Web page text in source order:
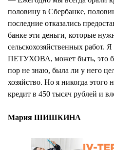
половину в Сбербанке,
последние отказались
банке эти деньги, которые
сельскохозяйственных работ.
ПЕТУХОВА, может быть, это
пор не знаю, была ли у него
хозяйство. Но я никогда этого
кредит в 450 тысяч рублей и
Мария ШИШКИНА